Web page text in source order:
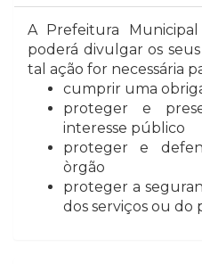
A Prefeitura
poderá divulgar os
tal ação for necessária
cumprir uma
proteger e
interesse público
proteger e
òrgão
proteger a
dos serviços ou do